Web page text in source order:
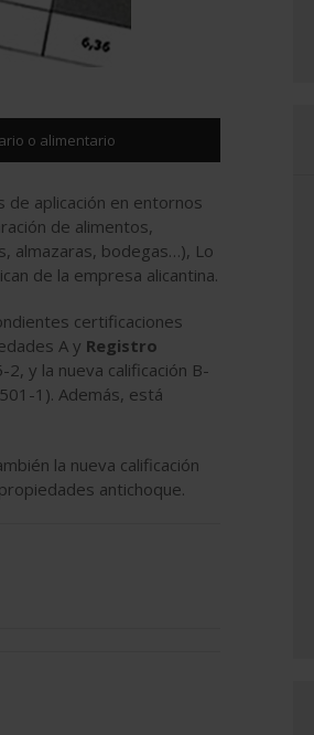
o alimentario
de aplicación en entornos
de alimentos,
almazaras, bodegas…), Lo
de la empresa alicantina.
certificaciones
A y Registro
y la nueva calificación B-
1). Además, está
la nueva calificación
antichoque.